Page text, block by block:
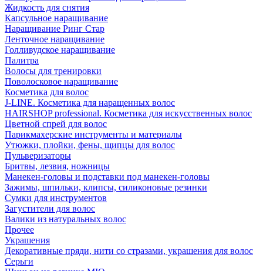
Жидкость для снятия
Капсульное наращивание
Наращивание Ринг Стар
Ленточное наращивание
Голливудское наращивание
Палитра
Волосы для тренировки
Поволосковое наращивание
Косметика для волос
J-LINE. Косметика для наращенных волос
HAIRSHOP professional. Косметика для искусственных волос
Цветной спрей для волос
Парикмахерские инструменты и материалы
Утюжки, плойки, фены, щипцы для волос
Пульверизаторы
Бритвы, лезвия, ножницы
Манекен-головы и подставки под манекен-головы
Зажимы, шпильки, клипсы, силиконовые резинки
Сумки для инструментов
Загустители для волос
Валики из натуральных волос
Прочее
Украшения
Декоративные пряди, нити со стразами, украшения для волос
Серьги